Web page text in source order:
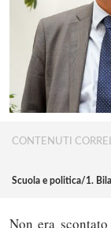
CONTENUTI
Scuola e politica/1.
Non era